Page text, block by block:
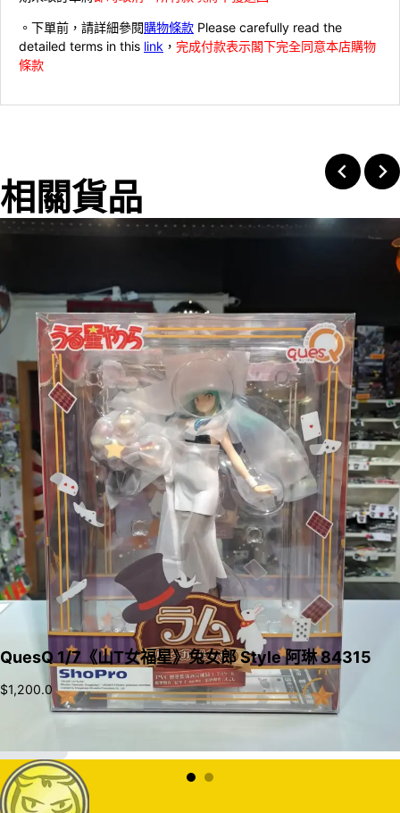
。下單前，請詳細參閱購物條款 Please carefully read the
detailed terms in this link ， 完成付款表示閣下完全同意本店購物
條款
相關貨品
QuesQ 1/7《山T女福星》兔女郎 Style 阿琳 84315
$1,200.0